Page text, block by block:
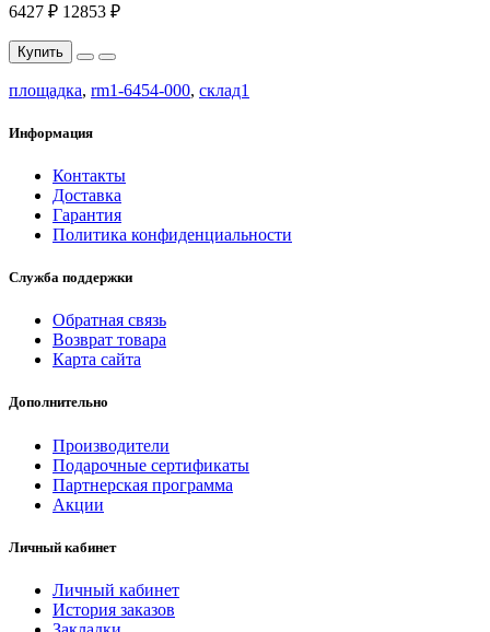
6427 ₽ 12853 ₽
Купить
площадка, rm1-6454-000, склад1
Информация
Контакты
Доставка
Гарантия
Политика конфиденциальности
Служба поддержки
Обратная связь
Возврат товара
Карта сайта
Дополнительно
Производители
Подарочные сертификаты
Партнерская программа
Акции
Личный кабинет
Личный кабинет
История заказов